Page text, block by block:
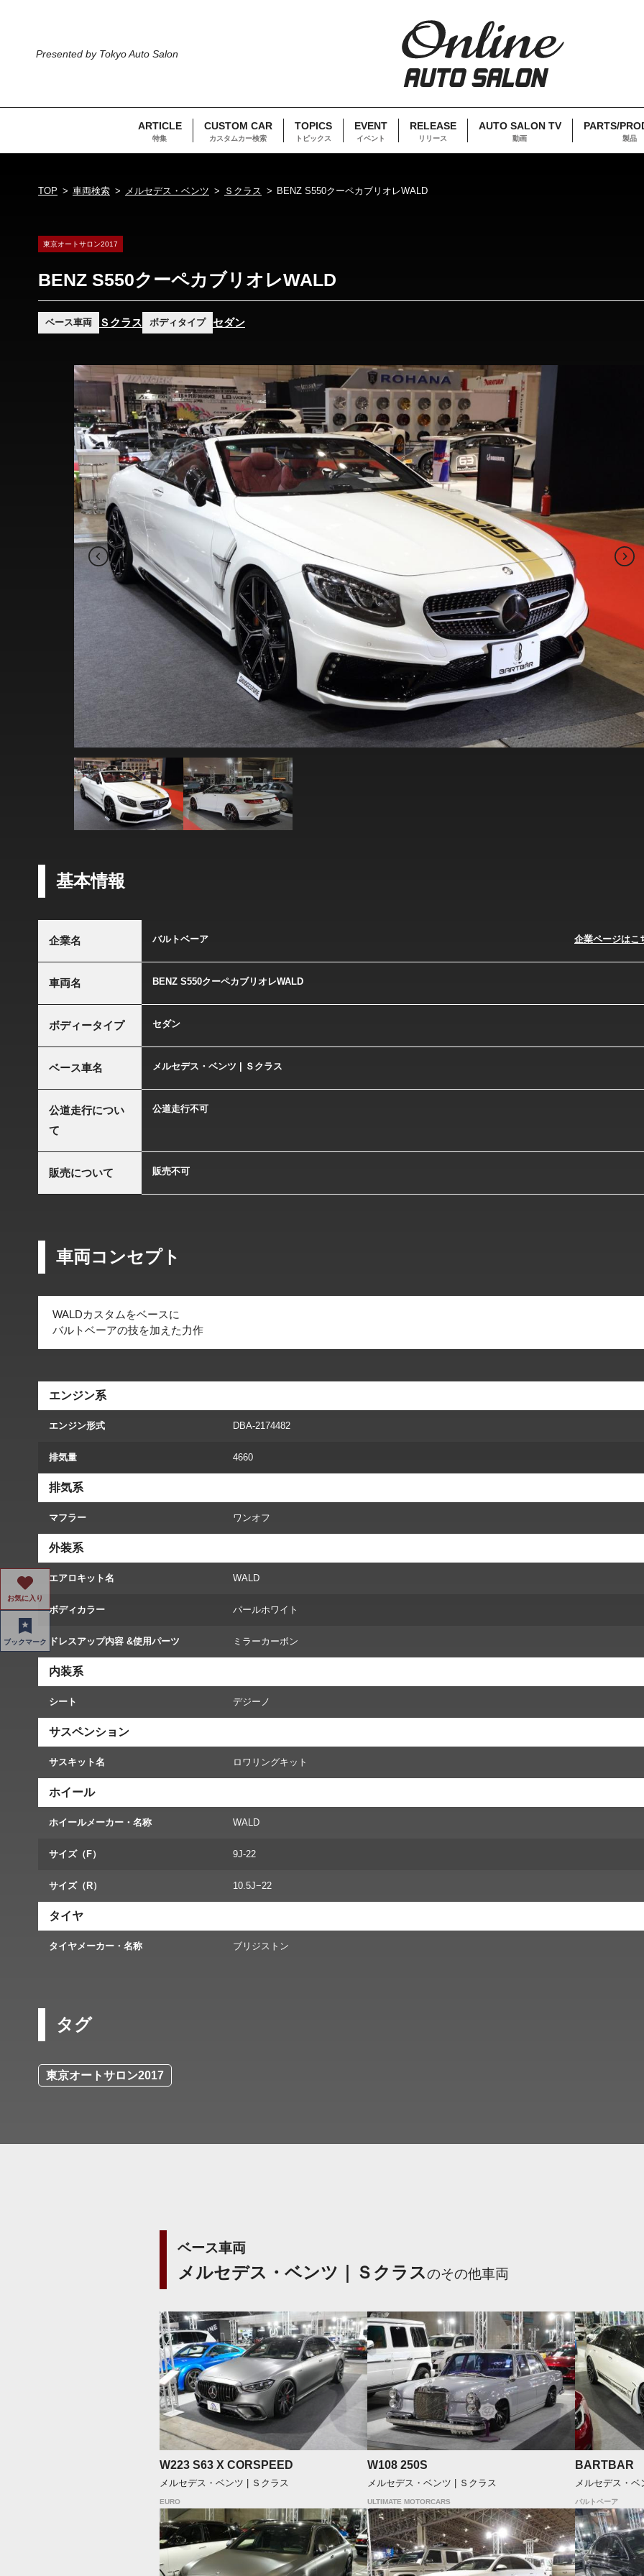
Presented by Tokyo Auto Salon
ARTICLE
特集
CUSTOM CAR
カスタムカー検索
TOPICS
トピックス
EVENT
イベント
RELEASE
リリース
AUTO SALON TV
動画
PARTS/
製品
TOP 車両検索 メルセデス・ベンツ Ｓクラス BENZ S550クーペカブリオレWALD
東京オートサロン2017
BENZ S550クーペカブリオレWALD
ベース車両 Ｓクラス ボディタイプ セダン
基本情報
企業名 バルトベーア 企業ページはこ
車両名 BENZ S550クーペカブリオレWALD
ボディータイプ セダン
ベース車名 メルセデス・ベンツ | Ｓクラス
公道走行につい
て
公道走行不可
販売について 販売不可
車両コンセプト
WALDカスタムをベースに
バルトベーアの技を加えた力作
エンジン系
エンジン形式 DBA-2174482
排気量 4660
排気系
マフラー ワンオフ
外装系
エアロキット名 WALD
ボディカラー パールホワイト
ドレスアップ内容 &使用パーツ ミラーカーボン
内装系
シート デジーノ
サスペンション
サスキット名 ロワリングキット
ホイール
ホイールメーカー・名称 WALD
サイズ（F） 9J-22
サイズ（R） 10.5J−22
タイヤ
タイヤメーカー・名称 ブリジストン
タグ
東京オートサロン2017
ベース車両
メルセデス・ベンツ｜Ｓクラスのその他車両
W223 S63 X CORSPEED
メルセデス・ベンツ | Ｓクラス
EURO
W108 250S
メルセデス・ベンツ | Ｓクラス
ULTIMATE MOTORCARS
BARTBAR
メルセデス・
バルトベーア
お気に入り
ブックマーク